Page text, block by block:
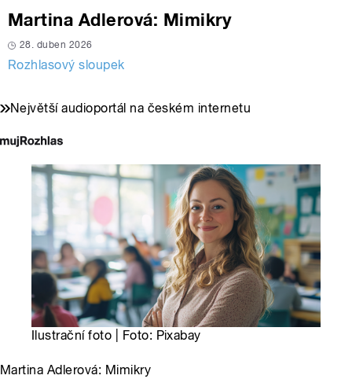
Martina Adlerová: Mimikry
28. duben 2026
Rozhlasový sloupek
Největší audioportál na českém internetu
Ilustrační foto | Foto: Pixabay
Martina Adlerová: Mimikry